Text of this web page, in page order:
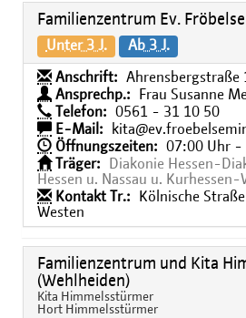
Familienzentrum Ev.
Unter 3 J. Ab 3 J.
Anschrift:
Ahrensbergstraße
Ansprechp.:
Frau Susanne
Telefon:
0561 - 31 10 50
E-Mail:
Öffnungszeiten:
07:00 Uhr -
Träger:
Diakonie Hessen-
Hessen u. Nassau u. Kurhessen-
Kontakt Tr.:
Kölnische
Westen
Familienzentrum und Kita
(Wehlheiden)
Kita Himmelsstürmer
Hort Himmelsstürmer